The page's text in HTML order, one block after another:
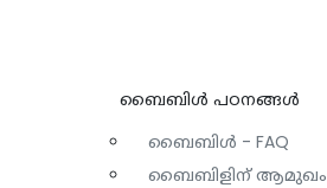
ബൈബിള്‍ പഠനങ്ങള്‍
ബൈബിൾ - FAQ
ബൈബിളിന് ആമുഖം